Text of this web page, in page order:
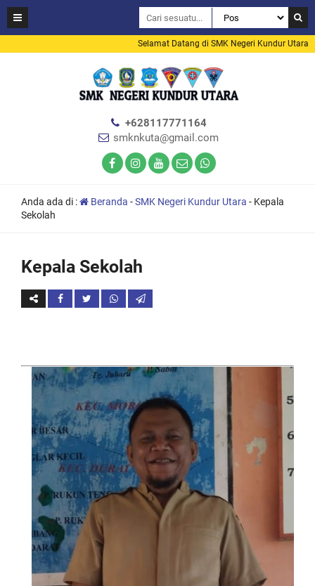
Selamat Datang di SMK Negeri Kundur Utara
+628117771164
smknkuta@gmail.com
Anda ada di : Beranda -SMK Negeri Kundur Utara - Kepala
Sekolah
Kepala Sekolah